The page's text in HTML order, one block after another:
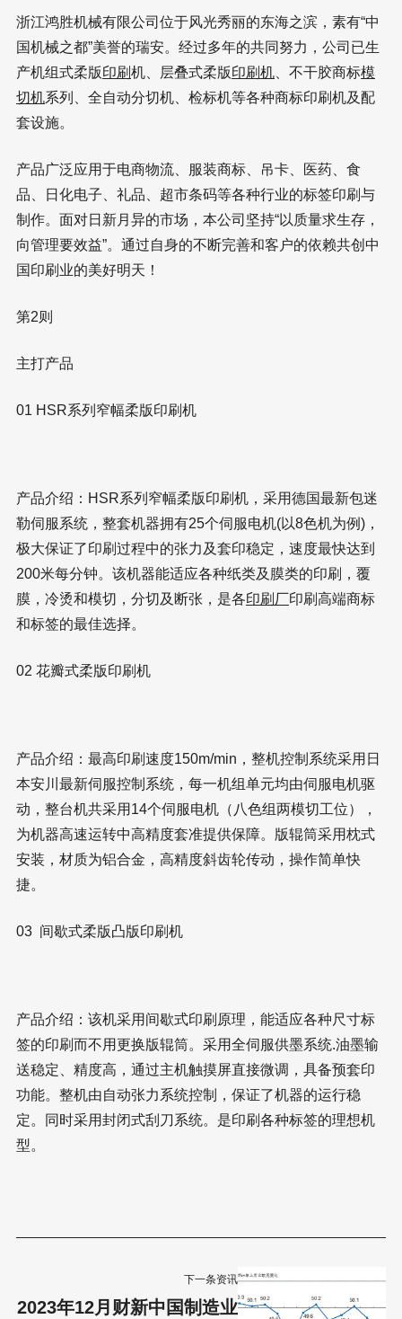
浙江鸿胜机械有限公司位于风光秀丽的东海之滨，素有“中
国机械之都”美誉的瑞安。经过多年的共同努力，公司已生
产机组式柔版印刷机、层叠式柔版印刷机 、不干胶商标模
切机系列、全自动分切机、检标机等各种商标印刷机及配
套设施。
产品广泛应用于电商物流、服装商标、吊卡、医药、食
品、日化电子、礼品、超市条码等各种行业的标签印刷与
制作。面对日新月异的市场，本公司坚持“以质量求生存，
向管理要效益”。通过自身的不断完善和客户的依赖共创中
国印刷业的美好明天！
第2则
主打产品
01 HSR系列窄幅柔版印刷机
产品介绍：HSR系列窄幅柔版印刷机，采用德国最新包迷
勒伺服系统，整套机器拥有25个伺服电机(以8色机为例)，
极大保证了印刷过程中的张力及套印稳定，速度最快达到
200米每分钟。该机器能适应各种纸类及膜类的印刷，覆
膜，冷烫和模切，分切及断张，是各印刷厂印刷高端商标
和标签的最佳选择。
02 花瓣式柔版印刷机
产品介绍：最高印刷速度150m/min，整机控制系统采用日
本安川最新伺服控制系统，每一机组单元均由伺服电机驱
动，整台机共采用14个伺服电机（八色组两模切工位），
为机器高速运转中高精度套准提供保障。版辊筒采用枕式
安装，材质为铝合金，高精度斜齿轮传动，操作简单快
捷。
03 间歇式柔版凸版印刷机
产品介绍：该机采用间歇式印刷原理，能适应各种尺寸标
签的印刷而不用更换版辊筒。采用全伺服供墨系统.油墨输
送稳定、精度高，通过主机触摸屏直接微调，具备预套印
功能。整机由自动张力系统控制，保证了机器的运行稳
定。同时采用封闭式刮刀系统。是印刷各种标签的理想机
型。
下一条资讯
2023年12月财新中国制造业